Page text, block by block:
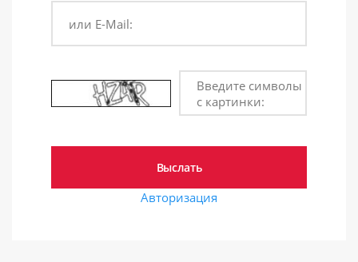
или E-Mail:
Введите символы
с картинки:
Авторизация